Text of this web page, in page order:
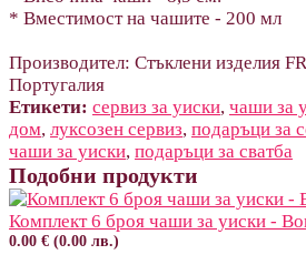
* Вместимост на чашите - 200 мл
Производител: Стъклени изделия
Португалия
Етикети: сервиз за уиски, чаши за
дом, луксозен сервиз, подаръци за
чаши за уиски, подаръци за сватба
Подобни продукти
Комплект 6 броя чаши за уиски -
0.00 € (0.00 лв.)